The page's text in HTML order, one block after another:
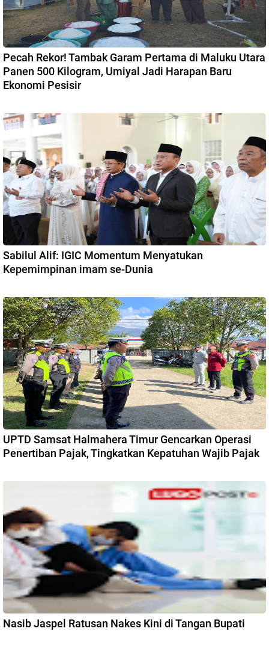
Pecah Rekor! Tambak Garam Pertama di Maluku Utara
Panen 500 Kilogram, Umiyal Jadi Harapan Baru
Ekonomi Pesisir
Sabilul Alif: IGIC Momentum Menyatukan
Kepemimpinan imam se-Dunia
UPTD Samsat Halmahera Timur Gencarkan Operasi
Penertiban Pajak, Tingkatkan Kepatuhan Wajib Pajak
Nasib Jaspel Ratusan Nakes Kini di Tangan Bupati